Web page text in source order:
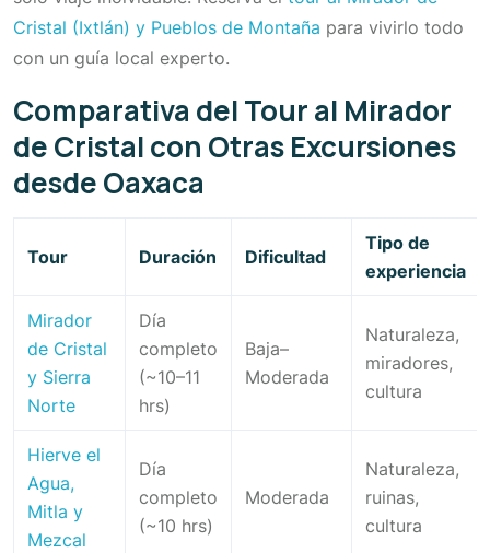
Cristal (Ixtlán) y Pueblos de Montaña para vivirlo todo
con un guía local experto.
Comparativa del Tour al Mirador
de Cristal con Otras Excursiones
desde Oaxaca
Tour Duración Dificultad
Tipo de
experiencia
Mirador
de Cristal
y Sierra
Norte
Día
completo
(~10–11
hrs)
Baja–
Moderada
Naturaleza,
miradores,
cultura
Hierve el
Agua,
Mitla y
Mezcal
Día
completo
(~10 hrs)
Moderada
Naturaleza,
ruinas,
cultura